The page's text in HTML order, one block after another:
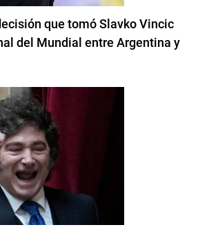
que tomó Slavko Vincic
del Mundial entre Argentina y